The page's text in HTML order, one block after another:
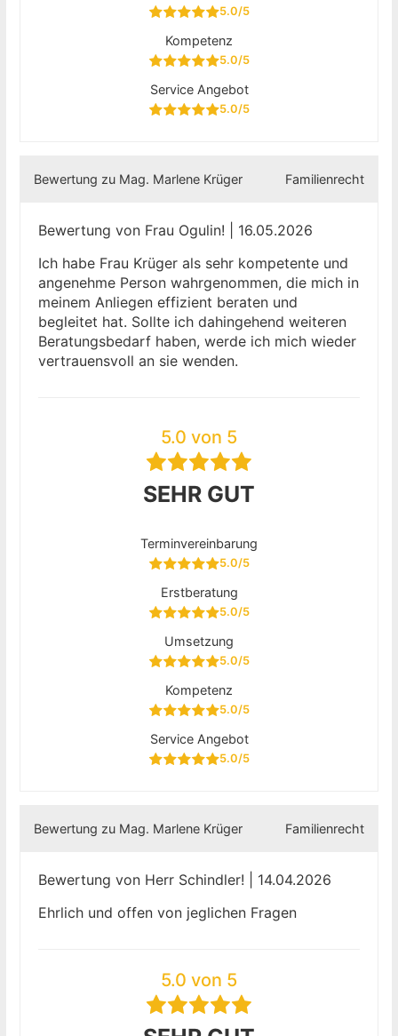
5.0/5
Kompetenz
5.0/5
Service Angebot
5.0/5
Bewertung zu Mag. Marlene Krüger Familienrecht
Bewertung von Frau Ogulin! | 16.05.2026
Ich habe Frau Krüger als sehr kompetente und
angenehme Person wahrgenommen, die mich in
meinem Anliegen effizient beraten und
begleitet hat. Sollte ich dahingehend weiteren
Beratungsbedarf haben, werde ich mich wieder
vertrauensvoll an sie wenden.
5.0 von 5
SEHR GUT
Terminvereinbarung
5.0/5
Erstberatung
5.0/5
Umsetzung
5.0/5
Kompetenz
5.0/5
Service Angebot
5.0/5
Bewertung zu Mag. Marlene Krüger Familienrecht
Bewertung von Herr Schindler! | 14.04.2026
Ehrlich und offen von jeglichen Fragen
5.0 von 5